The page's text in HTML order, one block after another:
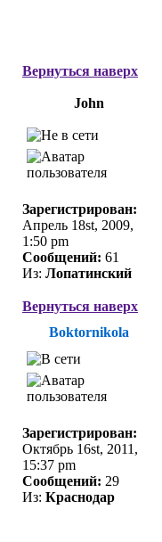
Вернуться наверх
John
Зарегистрирован:
Апрель 18st, 2009,
1:50 pm
Сообщений: 61
Из: Лопатинский
Вернуться наверх
Вoktornikola
Зарегистрирован:
Октябрь 16st, 2011,
15:37 pm
Сообщений: 29
Из: Краснодар